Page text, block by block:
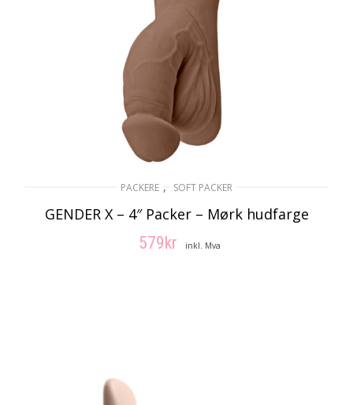
PACKERE , SOFT PACKER
GENDER X – 4″ Packer – Mørk hudfarge
579 kr inkl. Mva